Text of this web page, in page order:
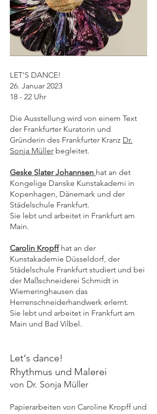
LET'S DANCE!
26. Januar 2023
18 - 22 Uhr
Die Ausstellung wird von einem Text
der Frankfurter Kuratorin und
Gründerin des Frankfurter Kranz Dr.
Sonja Müller begleitet.
Geske Slater Johannsen hat an det
Kongelige Danske Kunstakademi in
Kopenhagen, Dänemark und der
Städelschule Frankfurt.
Sie lebt und arbeitet in Frankfurt am
Main.
Carolin Kropffhat an der
Kunstakademie Düsseldorf, der
Städelschule Frankfurt studiert und bei
der Maßschneiderei Schmidt in
Wiemeringhausen das
Herrenschneiderhandwerk erlernt.
Sie lebt und arbeitet in Frankfurt am
Main und Bad Vilbel.
Let‘s dance!
Rhythmus und Malerei
von Dr. Sonja Müller
Papierarbeiten von Caroline Kropff und